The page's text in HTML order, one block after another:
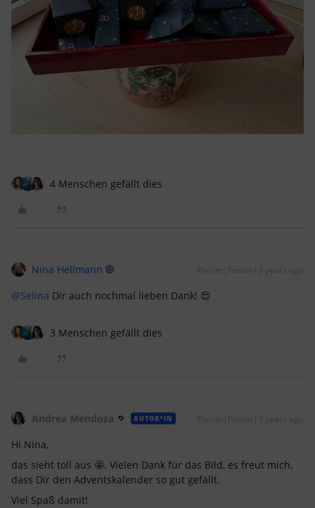
4 Menschen gefällt dies
Nina Hellmann Forum|Forum|3 years ago
@Selina Dir auch nochmal lieben Dank! 😍
3 Menschen gefällt dies
Andrea Mendoza AUTOR*IN Forum|Forum|3 years ago
Hi Nina,
das sieht toll aus 🤩. Vielen Dank für das Bild, es freut mich,
dass Dir den Adventskalender so gut gefällt.
Viel Spaß damit!